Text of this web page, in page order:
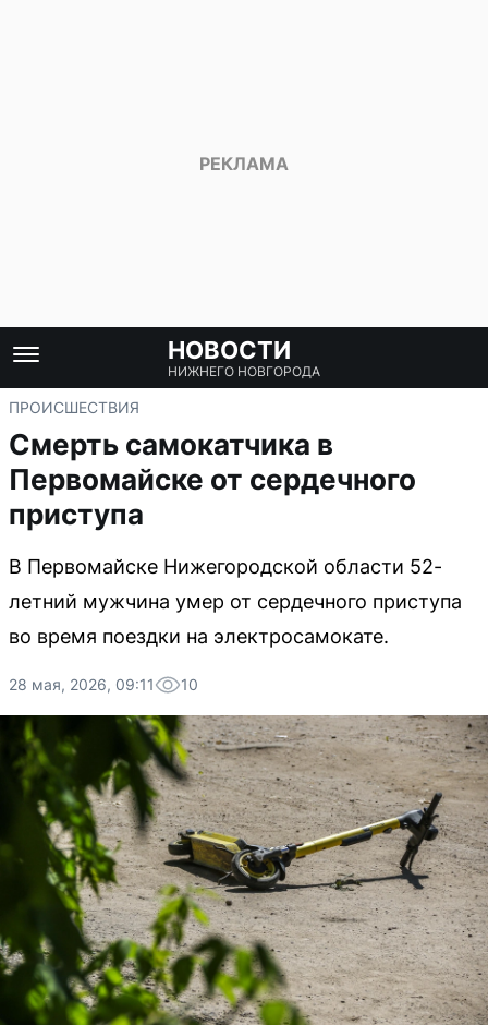
НОВОСТИ
НИЖНЕГО НОВГОРОДА
ПРОИСШЕСТВИЯ
Смерть самокатчика в
Первомайске от сердечного
приступа
В Первомайске Нижегородской области 52-
летний мужчина умер от сердечного приступа
во время поездки на электросамокате.
28 мая, 2026, 09:11 10